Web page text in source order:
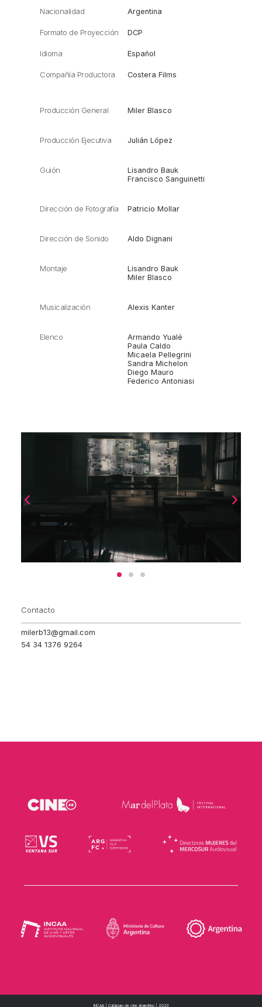
Nacionalidad Argentina
Formato de Proyección DCP
Idioma Español
Compañía Productora Costera Films
Producción General Miler Blasco
Producción Ejecutiva Julián López
Guión
Lisandro Bauk
Francisco Sanguinetti
Dirección de Fotografía Patricio Mollar
Dirección de Sonido Aldo Dignani
Montaje
Lisandro Bauk
Miler Blasco
Musicalización Alexis Kanter
Elenco
Armando Yualé
Paula Caldo
Micaela Pellegrini
Sandra Michelon
Diego Mauro
Federico Antoniasi
Contacto
milerb13@gmail.com
54 34 1376 9264
INCAA | Catálogo de cine Argentino | 2023